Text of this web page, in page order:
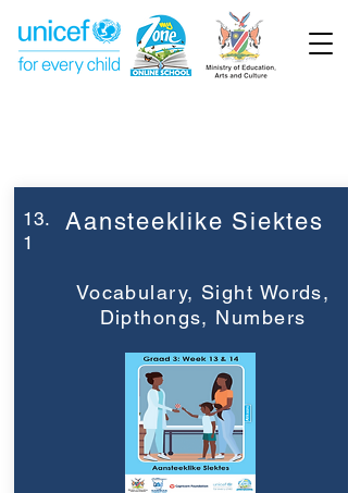
13.
1
Aansteeklike Siektes
Vocabulary, Sight Words,
Dipthongs, Numbers